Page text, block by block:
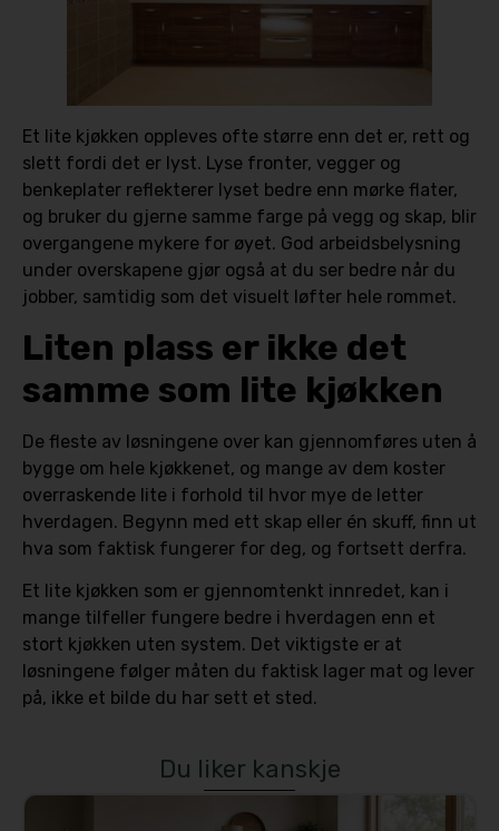
Et lite kjøkken oppleves ofte større enn det er, rett og
slett fordi det er lyst. Lyse fronter, vegger og
benkeplater reflekterer lyset bedre enn mørke flater,
og bruker du gjerne samme farge på vegg og skap, blir
overgangene mykere for øyet. God arbeidsbelysning
under overskapene gjør også at du ser bedre når du
jobber, samtidig som det visuelt løfter hele rommet.
Liten plass er ikke det
samme som lite kjøkken
De fleste av løsningene over kan gjennomføres uten å
bygge om hele kjøkkenet, og mange av dem koster
overraskende lite i forhold til hvor mye de letter
hverdagen. Begynn med ett skap eller én skuff, finn ut
hva som faktisk fungerer for deg, og fortsett derfra.
Et lite kjøkken som er gjennomtenkt innredet, kan i
mange tilfeller fungere bedre i hverdagen enn et
stort kjøkken uten system. Det viktigste er at
løsningene følger måten du faktisk lager mat og lever
på, ikke et bilde du har sett et sted.
Du liker kanskje